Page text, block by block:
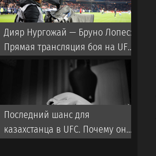
Дияр Нургожай — Бруно Лопес:
Прямая трансляция боя на UFC
Последний шанс для
казахстанца в UFC. Почему он